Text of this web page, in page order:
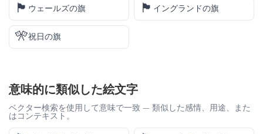
🏴󠁧󠁢󠁷󠁬󠁳󠁿 ウェールズの旗 🏴󠁧󠁢󠁥󠁮󠁧󠁿 イングランドの旗
🎌祝日の旗
意味的に類似した絵文字
ベクター検索を使用して意味で一致 — 類似した感情、用途、また
はコンテキスト。